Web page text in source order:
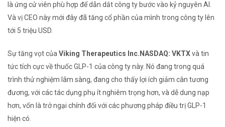
là ứng cử viên phù hợp để dẫn dắt công ty bước vào kỷ nguyên AI.
Và vị CEO này mới đây đã tăng cổ phần của mình trong công ty lên
tới 5 triệu USD.
Sự tăng vọt củaViking Therapeutics Inc. NASDAQ: VKTXvàtin
tức tích cực về thuốc GLP-1 của công ty này. Nó đang trong quá
trình thử nghiệm lâm sàng, đang cho thấy lợi ích giảm cân tương
đương, với các tác dụng phụ ít nghiêm trọng hơn, và dễ dung nạp
hơn, vốn là trở ngại chính đối với các phương pháp điều trị GLP-1
hiện có.